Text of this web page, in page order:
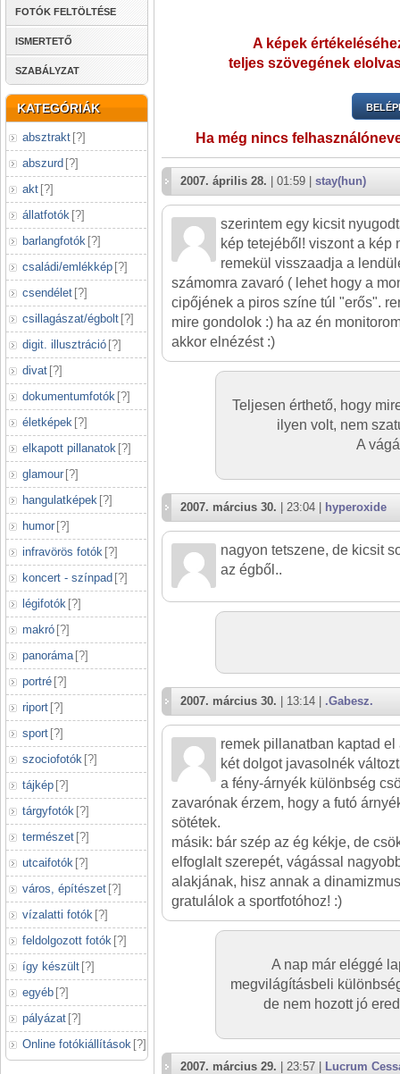
FOTÓK FELTÖLTÉSE
ISMERTETŐ
SZABÁLYZAT
KATEGÓRIÁK
absztrakt [?]
abszurd [?]
akt [?]
állatfotók [?]
barlangfotók [?]
családi/emlékkép [?]
csendélet [?]
csillagászat/égbolt [?]
digit. illusztráció [?]
divat [?]
dokumentumfotók [?]
életképek [?]
elkapott pillanatok [?]
glamour [?]
hangulatképek [?]
humor [?]
infravörös fotók [?]
koncert - színpad [?]
légifotók [?]
makró [?]
panoráma [?]
portré [?]
riport [?]
sport [?]
szociofotók [?]
tájkép [?]
tárgyfotók [?]
természet [?]
utcaifotók [?]
város, építészet [?]
vízalatti fotók [?]
feldolgozott fotók [?]
így készült [?]
egyéb [?]
pályázat [?]
Online fotókiállítások [?]
A képek
teljes szövegének
Ha még nincs
2007. április 28. | 01:59 | stay(hun)
szerintem egy kicsit
kép tetejéből! viszont a kép
remekül visszaadja a
számomra zavaró ( lehet hogy a
cipőjének a piros színe túl "erős".
mire gondolok :) ha az én
akkor elnézést :)
Teljesen érthető, hogy
ilyen volt, nem
A
2007. március 30. | 23:04 | hyperoxide
nagyon tetszene, de kicsit
az égből..
2007. március 30. | 13:14 | .Gabesz.
remek pillanatban kaptad el
két dolgot javasolnék
a fény-árnyék különbség
zavarónak érzem, hogy a futó
sötétek.
másik: bár szép az ég kékje, de
elfoglalt szerepét, vágással
alakjának, hisz annak a
gratulálok a sportfotóhoz! :)
A nap már eléggé
megvilágításbeli
de nem hozott jó
2007. március 29. | 23:57 | Lucrum